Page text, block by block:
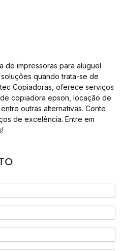
de impressoras para aluguel
quando trata-se de
Copiadoras, oferece serviços
copiadora epson, locação de
outras alternativas. Conte
de excelência. Entre em